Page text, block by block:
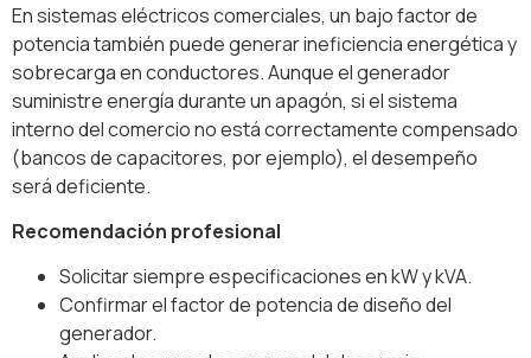
En sistemas eléctricos comerciales, un bajo factor de
potencia también puede generar ineficiencia energética y
sobrecarga en conductores. Aunque el generador
suministre energía durante un apagón, si el sistema
interno del comercio no está correctamente compensado
(bancos de capacitores, por ejemplo), el desempeño
será deficiente.
Recomendación profesional
Solicitar siempre especificaciones en kW y kVA.
Confirmar el factor de potencia de diseño del
generador.